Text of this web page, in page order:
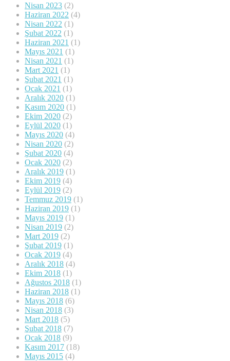
Nisan 2023 (2)
Haziran 2022 (4)
Nisan 2022 (1)
Şubat 2022 (1)
Haziran 2021 (1)
Mayıs 2021 (1)
Nisan 2021 (1)
Mart 2021 (1)
Şubat 2021 (1)
Ocak 2021 (1)
Aralık 2020 (1)
Kasım 2020 (1)
Ekim 2020 (2)
Eylül 2020 (1)
Mayıs 2020 (4)
Nisan 2020 (2)
Şubat 2020 (4)
Ocak 2020 (2)
Aralık 2019 (1)
Ekim 2019 (4)
Eylül 2019 (2)
Temmuz 2019 (1)
Haziran 2019 (1)
Mayıs 2019 (1)
Nisan 2019 (2)
Mart 2019 (2)
Şubat 2019 (1)
Ocak 2019 (4)
Aralık 2018 (4)
Ekim 2018 (1)
Ağustos 2018 (1)
Haziran 2018 (1)
Mayıs 2018 (6)
Nisan 2018 (3)
Mart 2018 (5)
Şubat 2018 (7)
Ocak 2018 (9)
Kasım 2017 (18)
Mayıs 2015 (4)